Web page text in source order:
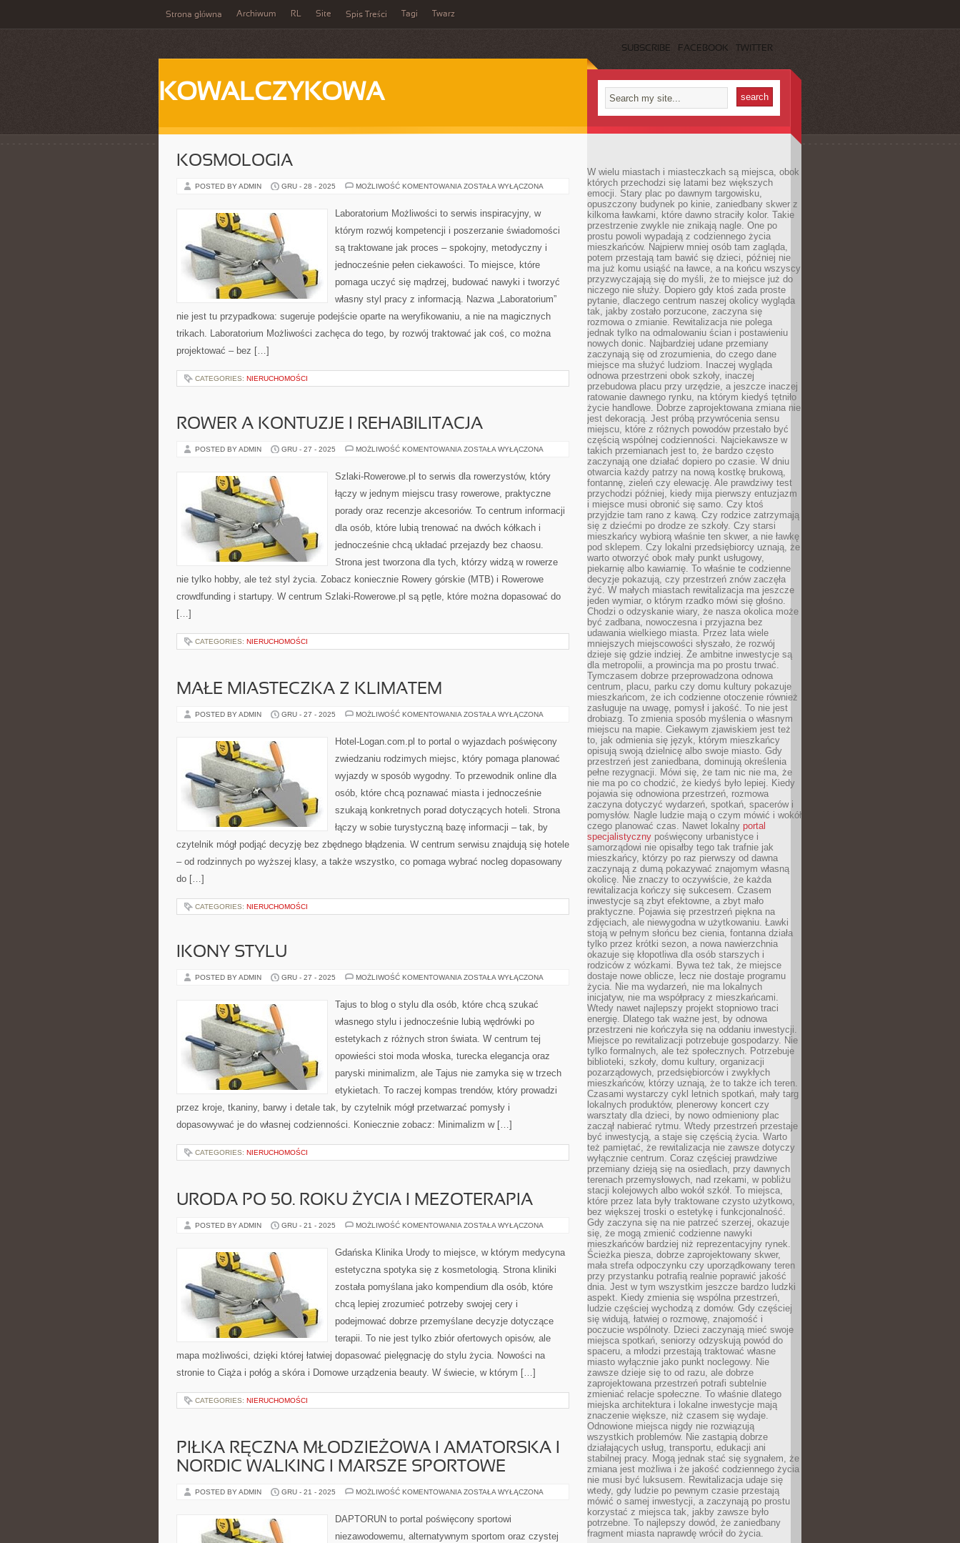
Strona główna Archiwum RL Site Spis Treści Tagi Twarz
SUBSCRIBE FACEBOOK TWITTER
KOWALCZYKOWA
KOSMOLOGIA
POSTED BY ADMIN GRU - 28 - 2025 MOŻLIWOŚĆ KOMENTOWANIA KOSMOLOGIA
ZOSTAŁA WYŁĄCZONA
Laboratorium Możliwości to serwis inspiracyjny, w
którym rozwój kompetencji i poszerzanie świadomości
są traktowane jak proces – spokojny, metodyczny i
jednocześnie pełen ciekawości. To miejsce, które
pomaga uczyć się mądrzej, budować nawyki i tworzyć
własny styl pracy z informacją. Nazwa „Laboratorium”
nie jest tu przypadkowa: sugeruje podejście oparte na weryfikowaniu, a nie na magicznych
trikach. Laboratorium Możliwości zachęca do tego, by rozwój traktować jak coś, co można
projektować – bez […]
CATEGORIES: NIERUCHOMOŚCI
ROWER A KONTUZJE I REHABILITACJA
POSTED BY ADMIN GRU - 27 - 2025 MOŻLIWOŚĆ KOMENTOWANIA ROWER
I
REHABILITACJA
ZOSTAŁA WYŁĄCZONA
Szlaki-Rowerowe.pl to serwis dla rowerzystów, który
łączy w jednym miejscu trasy rowerowe, praktyczne
porady oraz recenzje akcesoriów. To centrum informacji
dla osób, które lubią trenować na dwóch kółkach i
jednocześnie chcą układać przejazdy bez chaosu.
Strona jest tworzona dla tych, którzy widzą w rowerze
nie tylko hobby, ale też styl życia. Zobacz koniecznie Rowery górskie (MTB) i Rowerowe
crowdfunding i startupy. W centrum Szlaki-Rowerowe.pl są pętle, które można dopasować do
[…]
CATEGORIES: NIERUCHOMOŚCI
MAŁE MIASTECZKA Z KLIMATEM
POSTED BY ADMIN GRU - 27 - 2025 MOŻLIWOŚĆ KOMENTOWANIA MAŁE
KLIMATEM
ZOSTAŁA WYŁĄCZONA
Hotel-Logan.com.pl to portal o wyjazdach poświęcony
zwiedzaniu rodzimych miejsc, który pomaga planować
wyjazdy w sposób wygodny. To przewodnik online dla
osób, które chcą poznawać miasta i jednocześnie
szukają konkretnych porad dotyczących hoteli. Strona
łączy w sobie turystyczną bazę informacji – tak, by
czytelnik mógł podjąć decyzję bez zbędnego błądzenia. W centrum serwisu znajdują się hotele
– od rodzinnych po wyższej klasy, a także wszystko, co pomaga wybrać nocleg dopasowany
do […]
CATEGORIES: NIERUCHOMOŚCI
IKONY STYLU
POSTED BY ADMIN GRU - 27 - 2025 MOŻLIWOŚĆ KOMENTOWANIA IKONY
ZOSTAŁA WYŁĄCZONA
Tajus to blog o stylu dla osób, które chcą szukać
własnego stylu i jednocześnie lubią wędrówki po
estetykach z różnych stron świata. W centrum tej
opowieści stoi moda włoska, turecka elegancja oraz
paryski minimalizm, ale Tajus nie zamyka się w trzech
etykietach. To raczej kompas trendów, który prowadzi
przez kroje, tkaniny, barwy i detale tak, by czytelnik mógł przetwarzać pomysły i
dopasowywać je do własnej codzienności. Koniecznie zobacz: Minimalizm w […]
CATEGORIES: NIERUCHOMOŚCI
URODA PO 50. ROKU ŻYCIA I MEZOTERAPIA
POSTED BY ADMIN GRU - 21 - 2025 MOŻLIWOŚĆ KOMENTOWANIA URODA
ŻYCIA
MEZOTERAPIA
ZOSTAŁA WYŁĄCZONA
Gdańska Klinika Urody to miejsce, w którym medycyna
estetyczna spotyka się z kosmetologią. Strona kliniki
została pomyślana jako kompendium dla osób, które
chcą lepiej zrozumieć potrzeby swojej cery i
podejmować dobrze przemyślane decyzje dotyczące
terapii. To nie jest tylko zbiór ofertowych opisów, ale
mapa możliwości, dzięki której łatwiej dopasować pielęgnację do stylu życia. Nowości na
stronie to Ciąża i połóg a skóra i Domowe urządzenia beauty. W świecie, w którym […]
CATEGORIES: NIERUCHOMOŚCI
PIŁKA RĘCZNA MŁODZIEŻOWA I AMATORSKA I
NORDIC WALKING I MARSZE SPORTOWE
POSTED BY ADMIN GRU - 21 - 2025 MOŻLIWOŚĆ KOMENTOWANIA PIŁKA
AMATORSKA
NORDIC
ZOSTAŁA WYŁĄCZONA
DAPTORUN to portal poświęcony sportowi
niezawodowemu, alternatywnym sportom oraz czystej
W wielu miastach i miasteczkach są miejsca, obok
których przechodzi się latami bez większych
emocji. Stary plac po dawnym targowisku,
opuszczony budynek po kinie, zaniedbany skwer z
kilkoma ławkami, które dawno straciły kolor. Takie
przestrzenie zwykle nie znikają nagle. One po
prostu powoli wypadają z codziennego życia
mieszkańców. Najpierw mniej osób tam zagląda,
potem przestają tam bawić się dzieci, później nie
ma już komu usiąść na ławce, a na końcu wszyscy
przyzwyczajają się do myśli, że to miejsce już do
niczego nie służy. Dopiero gdy ktoś zada proste
pytanie, dlaczego centrum naszej okolicy wygląda
tak, jakby zostało porzucone, zaczyna się
rozmowa o zmianie. Rewitalizacja nie polega
jednak tylko na odmalowaniu ścian i postawieniu
nowych donic. Najbardziej udane przemiany
zaczynają się od zrozumienia, do czego dane
miejsce ma służyć ludziom. Inaczej wygląda
odnowa przestrzeni obok szkoły, inaczej
przebudowa placu przy urzędzie, a jeszcze inaczej
ratowanie dawnego rynku, na którym kiedyś tętniło
życie handlowe. Dobrze zaprojektowana zmiana nie
jest dekoracją. Jest próbą przywrócenia sensu
miejscu, które z różnych powodów przestało być
częścią wspólnej codzienności. Najciekawsze w
takich przemianach jest to, że bardzo często
zaczynają one działać dopiero po czasie. W dniu
otwarcia każdy patrzy na nową kostkę brukową,
fontannę, zieleń czy elewację. Ale prawdziwy test
przychodzi później, kiedy mija pierwszy entuzjazm
i miejsce musi obronić się samo. Czy ktoś
przyjdzie tam rano z kawą. Czy rodzice zatrzymają
się z dziećmi po drodze ze szkoły. Czy starsi
mieszkańcy wybiorą właśnie ten skwer, a nie ławkę
pod sklepem. Czy lokalni przedsiębiorcy uznają, że
warto otworzyć obok mały punkt usługowy,
piekarnię albo kawiarnię. To właśnie te codzienne
decyzje pokazują, czy przestrzeń znów zaczęła
żyć. W małych miastach rewitalizacja ma jeszcze
jeden wymiar, o którym rzadko mówi się głośno.
Chodzi o odzyskanie wiary, że nasza okolica może
być zadbana, nowoczesna i przyjazna bez
udawania wielkiego miasta. Przez lata wiele
mniejszych miejscowości słyszało, że rozwój
dzieje się gdzie indziej. Że ambitne inwestycje są
dla metropolii, a prowincja ma po prostu trwać.
Tymczasem dobrze przeprowadzona odnowa
centrum, placu, parku czy domu kultury pokazuje
mieszkańcom, że ich codzienne otoczenie również
zasługuje na uwagę, pomysł i jakość. To nie jest
drobiazg. To zmienia sposób myślenia o własnym
miejscu na mapie. Ciekawym zjawiskiem jest też
to, jak odmienia się język, którym mieszkańcy
opisują swoją dzielnicę albo swoje miasto. Gdy
przestrzeń jest zaniedbana, dominują określenia
pełne rezygnacji. Mówi się, że tam nic nie ma, że
nie ma po co chodzić, że kiedyś było lepiej. Kiedy
pojawia się odnowiona przestrzeń, rozmowa
zaczyna dotyczyć wydarzeń, spotkań, spacerów i
pomysłów. Nagle ludzie mają o czym mówić i wokół
czego planować czas. Nawet lokalny portal
specjalistyczny poświęcony urbanistyce i
samorządowi nie opisałby tego tak trafnie jak
mieszkańcy, którzy po raz pierwszy od dawna
zaczynają z dumą pokazywać znajomym własną
okolicę. Nie znaczy to oczywiście, że każda
rewitalizacja kończy się sukcesem. Czasem
inwestycje są zbyt efektowne, a zbyt mało
praktyczne. Pojawia się przestrzeń piękna na
zdjęciach, ale niewygodna w użytkowaniu. Ławki
stoją w pełnym słońcu bez cienia, fontanna działa
tylko przez krótki sezon, a nowa nawierzchnia
okazuje się kłopotliwa dla osób starszych i
rodziców z wózkami. Bywa też tak, że miejsce
dostaje nowe oblicze, lecz nie dostaje programu
życia. Nie ma wydarzeń, nie ma lokalnych
inicjatyw, nie ma współpracy z mieszkańcami.
Wtedy nawet najlepszy projekt stopniowo traci
energię. Dlatego tak ważne jest, by odnowa
przestrzeni nie kończyła się na oddaniu inwestycji.
Miejsce po rewitalizacji potrzebuje gospodarzy. Nie
tylko formalnych, ale też społecznych. Potrzebuje
biblioteki, szkoły, domu kultury, organizacji
pozarządowych, przedsiębiorców i zwykłych
mieszkańców, którzy uznają, że to także ich teren.
Czasami wystarczy cykl letnich spotkań, mały targ
lokalnych produktów, plenerowy koncert czy
warsztaty dla dzieci, by nowo odmieniony plac
zaczął nabierać rytmu. Wtedy przestrzeń przestaje
być inwestycją, a staje się częścią życia. Warto
też pamiętać, że rewitalizacja nie zawsze dotyczy
wyłącznie centrum. Coraz częściej prawdziwe
przemiany dzieją się na osiedlach, przy dawnych
terenach przemysłowych, nad rzekami, w pobliżu
stacji kolejowych albo wokół szkół. To miejsca,
które przez lata były traktowane czysto użytkowo,
bez większej troski o estetykę i funkcjonalność.
Gdy zaczyna się na nie patrzeć szerzej, okazuje
się, że mogą zmienić codzienne nawyki
mieszkańców bardziej niż reprezentacyjny rynek.
Ścieżka piesza, dobrze zaprojektowany skwer,
mała strefa odpoczynku czy uporządkowany teren
przy przystanku potrafią realnie poprawić jakość
dnia. Jest w tym wszystkim jeszcze bardzo ludzki
aspekt. Kiedy zmienia się wspólna przestrzeń,
ludzie częściej wychodzą z domów. Gdy częściej
się widują, łatwiej o rozmowę, znajomość i
poczucie wspólnoty. Dzieci zaczynają mieć swoje
miejsca spotkań, seniorzy odzyskują powód do
spaceru, a młodzi przestają traktować własne
miasto wyłącznie jako punkt noclegowy. Nie
zawsze dzieje się to od razu, ale dobrze
zaprojektowana przestrzeń potrafi subtelnie
zmieniać relacje społeczne. To właśnie dlatego
miejska architektura i lokalne inwestycje mają
znaczenie większe, niż czasem się wydaje.
Odnowione miejsca nigdy nie rozwiązują
wszystkich problemów. Nie zastąpią dobrze
działających usług, transportu, edukacji ani
stabilnej pracy. Mogą jednak stać się sygnałem, że
zmiana jest możliwa i że jakość codziennego życia
nie musi być luksusem. Rewitalizacja udaje się
wtedy, gdy ludzie po pewnym czasie przestają
mówić o samej inwestycji, a zaczynają po prostu
korzystać z miejsca tak, jakby zawsze było
potrzebne. To najlepszy dowód, że zaniedbany
fragment miasta naprawdę wrócił do życia.